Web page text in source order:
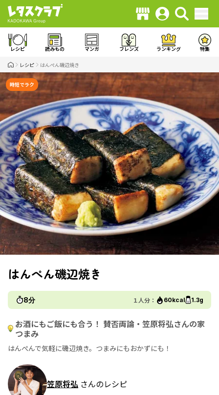
レシピ 読みもの マンガ フレンズ ランキング 特集
レシピ はんぺん磯辺焼き
時短でラク
はんぺん磯辺焼き
8分 １人分： 60kcal 1.3g
お酒にもご飯にも合う！ 賛否両論・笠原将弘さんの家
つまみ
はんぺんで気軽に磯辺焼き。つまみにもおかずにも！
笠原将弘 さんのレシピ